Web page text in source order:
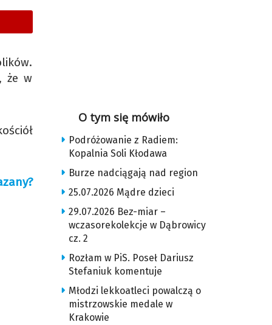
że w
O tym się mówiło
Podróżowanie z Radiem:
Kopalnia Soli Kłodawa
Burze nadciągają nad region
25.07.2026 Mądre dzieci
29.07.2026 Bez-miar –
wczasorekolekcje w Dąbrowicy
cz. 2
Rozłam w PiS. Poseł Dariusz
Stefaniuk komentuje
Młodzi lekkoatleci powalczą o
mistrzowskie medale w
Krakowie